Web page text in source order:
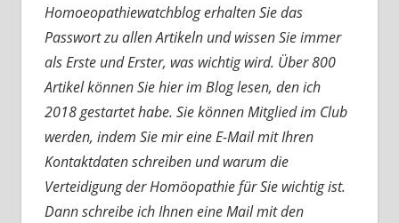
Homoeopathiewatchblog erhalten Sie das
Passwort zu allen Artikeln und wissen Sie immer
als Erste und Erster, was wichtig wird. Über 800
Artikel können Sie hier im Blog lesen, den ich
2018 gestartet habe. Sie können Mitglied im Club
werden, indem Sie mir eine E-Mail mit Ihren
Kontaktdaten schreiben und warum die
Verteidigung der Homöopathie für Sie wichtig ist.
Dann schreibe ich Ihnen eine Mail mit den